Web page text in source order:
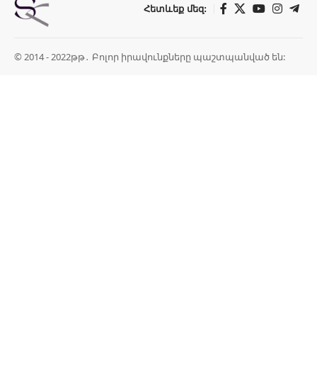
Հետևեք մեզ:
© 2014 - 2022թթ․ Բոլոր իրավունքները պաշտպանված են: